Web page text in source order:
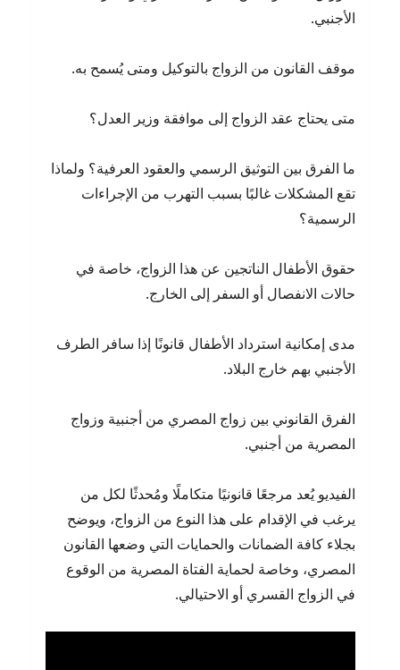
الأجنبي.
موقف القانون من الزواج بالتوكيل ومتى يُسمح به.
متى يحتاج عقد الزواج إلى موافقة وزير العدل؟
ما الفرق بين التوثيق الرسمي والعقود العرفية؟ ولماذا
تقع المشكلات غالبًا بسبب التهرب من الإجراءات
الرسمية؟
حقوق الأطفال الناتجين عن هذا الزواج، خاصة في
حالات الانفصال أو السفر إلى الخارج.
مدى إمكانية استرداد الأطفال قانونًا إذا سافر الطرف
الأجنبي بهم خارج البلاد.
الفرق القانوني بين زواج المصري من أجنبية وزواج
المصرية من أجنبي.
الفيديو يُعد مرجعًا قانونيًا متكاملًا ومُحدثًا لكل من
يرغب في الإقدام على هذا النوع من الزواج، ويوضح
بجلاء كافة الضمانات والحمايات التي وضعها القانون
المصري، وخاصة لحماية الفتاة المصرية من الوقوع
في الزواج القسري أو الاحتيالي.